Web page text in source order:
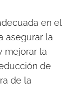
en el
asegurar la
mejorar la
de
de la